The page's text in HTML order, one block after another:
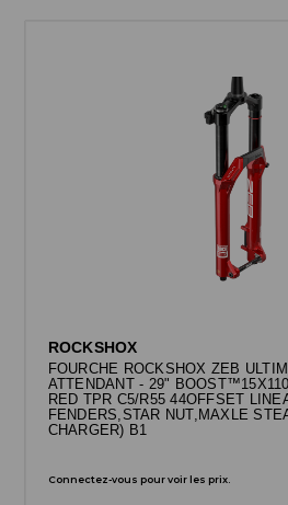
ROCKSHOX
FOURCHE ROCKSHOX ZEB
ATTENDANT - 29"
RED TPR C5/R55 44OFFSET
FENDERS,STAR NUT,MAXLE
CHARGER) B1
Connectez-vous pour voir les prix.